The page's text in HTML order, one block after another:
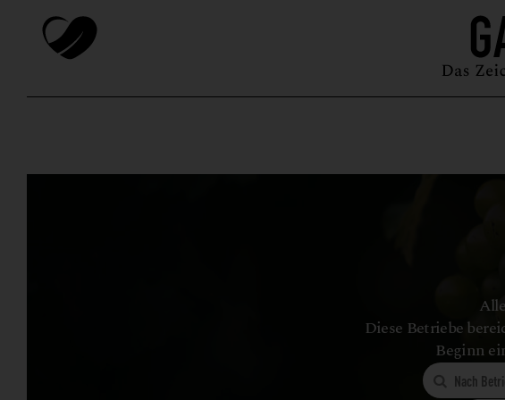
MAGAZIN
Diese Betriebe
Beginn
